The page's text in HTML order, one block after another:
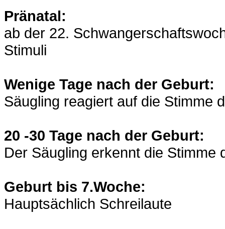
Pränatal:
ab der 22.
Stimuli
Wenige Tage nach der Geburt:
Säugling reagiert auf die Stimme
20 -30 Tage nach der Geburt:
Der Säugling erkennt die Stimme
Geburt bis 7.Woche:
Hauptsächlich Schreilaute